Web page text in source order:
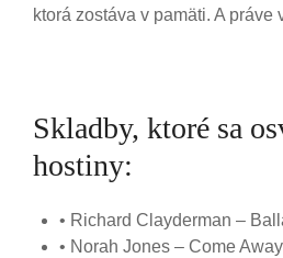
ktorá zostáva v pamäti. A práve
Skladby, ktoré sa
hostiny:
• Richard Clayderman –
• Norah Jones – Come